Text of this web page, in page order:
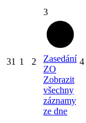
31 1 2
3
Zasedání
ZO
Zobrazit
všechny
záznamy
ze dne
4